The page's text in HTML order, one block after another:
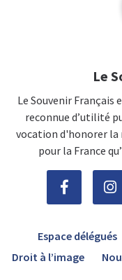
Le
Le Souvenir Français
reconnue d’utilité
vocation d'honorer la
pour la France
Espace délégués
Droit à l’image